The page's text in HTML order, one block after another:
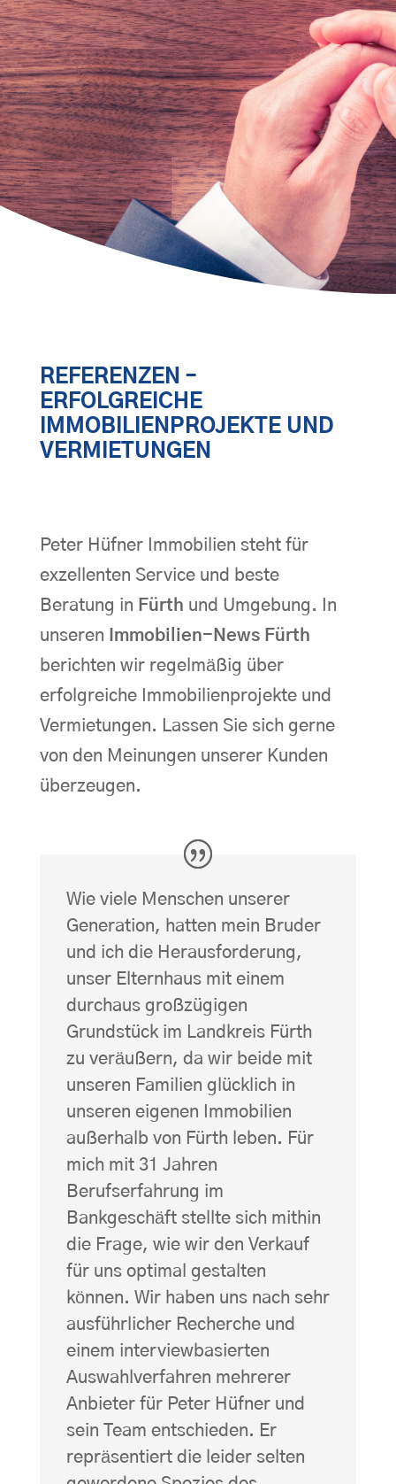
REFERENZEN –
ERFOLGREICHE
IMMOBILIENPROJEKTE UND
VERMIETUNGEN
Peter Hüfner Immobilien steht für
exzellenten Service und beste
Beratung in Fürth und Umgebung. In
unseren
Immobilien-News Fürth
berichten wir regelmäßig über
erfolgreiche Immobilienprojekte und
Vermietungen. Lassen Sie sich gerne
von den Meinungen unserer Kunden
überzeugen.
Wie viele Menschen unserer
Generation, hatten mein Bruder
und ich die Herausforderung,
unser Elternhaus mit einem
durchaus großzügigen
Grundstück im Landkreis Fürth
zu veräußern, da wir beide mit
unseren Familien glücklich in
unseren eigenen Immobilien
außerhalb von Fürth leben. Für
mich mit 31 Jahren
Berufserfahrung im
Bankgeschäft stellte sich mithin
die Frage, wie wir den Verkauf
für uns optimal gestalten
können. Wir haben uns nach sehr
ausführlicher Recherche und
einem interviewbasierten
Auswahlverfahren mehrerer
Anbieter für Peter Hüfner und
sein Team entschieden. Er
repräsentiert die leider selten